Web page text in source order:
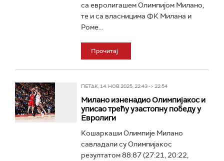
са евролигашем Олимпијом Милано,
те и са власницима ФК Милана и
Роме...
Прочитај
ПЕТАК, 14. НОВ 2025, 22:43 -> 22:54
Милано изненадио Олимпијакос и
уписао трећу узастопну победу у
Евролиги
Кошаркаши Олимпије Милано
савладали су Олимпијакос
резултатом 88:87 (27:21, 20:22,